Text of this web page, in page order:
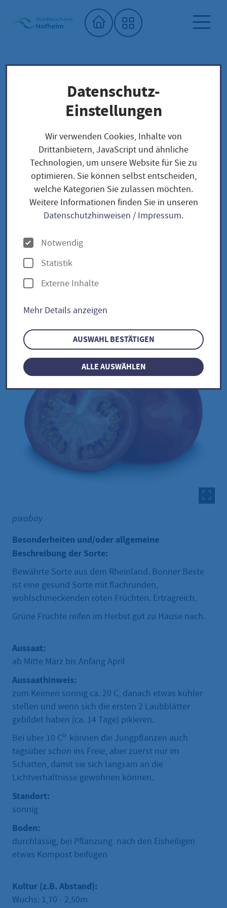
Startseite"
Stadtbücherei
Saatgutbibliothek
Unser Saatgut: Aussaat - Ernte -
Samengewinnung
Fruchtgemüse
TOMATEN
Bonner Beste / Solanum lycopersicum
Bonner Beste /
Solanum
lycopersicum
Bonner Beste / Solanum
lycopersicum
pixabay
Besonderheiten und/oder allgemeine
Beschreibung der Sorte:
Bewährte Sorte aus dem Rheinland. Bonner Beste
ist eine gesund Sorte mit flachrunden,
wohlschmeckenden roten Früchten. Ertragreich.
Grüne Früchte reifen im Herbst gut zu Hause nach.
Aussaat:
ab Mitte März bis Anfang April
Aussaathinweis:
zum Keimen sonnig ca. 20 C, danach etwas kühler
stellen und wenn sich die ersten 2 Laubblätter
gebildet haben (ca. 14 Tage) pikieren.
Bei über 10 Co können die Jungpflanzen auch
tagsüber schon ins Freie, aber zuerst nur im
Schatten, damit sie sich langsam an die
Lichtverhältnisse gewöhnen können.
Standort:
sonnig
Boden:
durchlässig, bei Pflanzung nach den Eisheiligen
etwas Kompost beifügen
Kultur (z.B. Abstand):
Wuchs: 1,70 - 2,50m
Datenschutz-
Einstellungen
Wir verwenden Cookies, Inhalte von
Drittanbietern, JavaScript und ähnliche
Technologien, um unsere Website für Sie zu
optimieren. Sie können selbst entscheiden,
welche Kategorien Sie zulassen möchten.
Weitere Informationen finden Sie in unseren
Datenschutzhinweisen / Impressum.
O
p
t
i
e
n
Notwendig
Statistik
Externe Inhalte
Mehr Details anzeigen
AUSWAHL BESTÄTIGEN
ALLE AUSWÄHLEN